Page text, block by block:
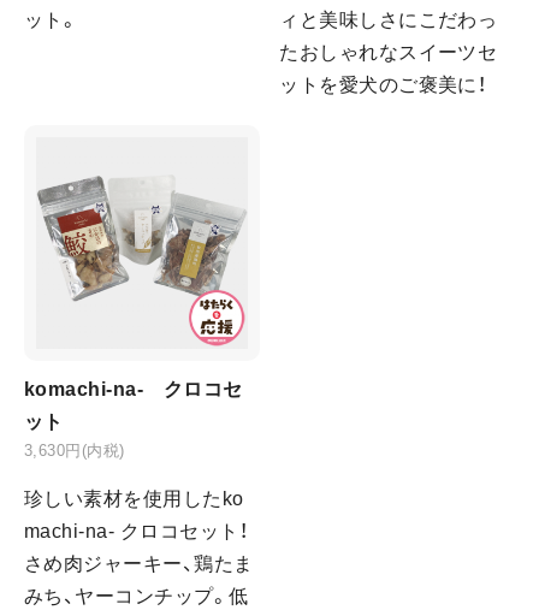
ット。
ィと美味しさにこだわっ
たおしゃれなスイーツセ
ットを愛犬のご褒美に！
komachi-na- クロコセ
ット
3,630円(内税)
珍しい素材を使用したko
machi-na- クロコセット！
さめ肉ジャーキー、鶏たま
みち、ヤーコンチップ。低